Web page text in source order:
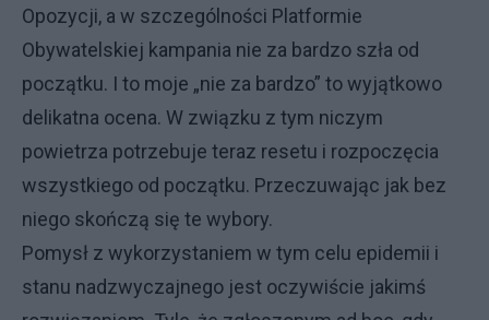
Opozycji, a w szczególności Platformie
Obywatelskiej kampania nie za bardzo szła od
początku. I to moje „nie za bardzo” to wyjątkowo
delikatna ocena. W związku z tym niczym
powietrza potrzebuje teraz resetu i rozpoczęcia
wszystkiego od początku. Przeczuwając jak bez
niego skończą się te wybory.
Pomysł z wykorzystaniem w tym celu epidemii i
stanu nadzwyczajnego jest oczywiście jakimś